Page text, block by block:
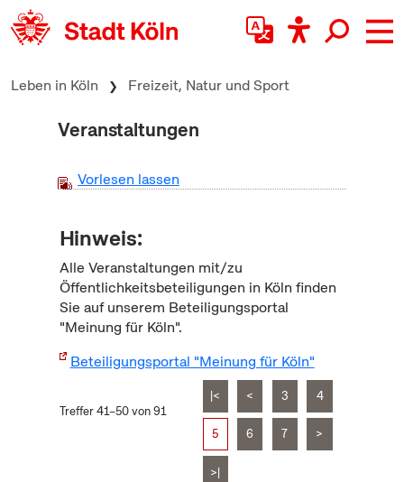
zum Inhalt springen
Leben in Köln Freizeit, Natur und Sport
Veranstaltungen
Vorlesen lassen
Hinweis:
Alle Veranstaltungen mit/zu
Öffentlichkeitsbeteiligungen in Köln finden
Sie auf unserem Beteiligungsportal
"Meinung für Köln".
Beteiligungsportal "Meinung für Köln"
Treffer 41–50 von 91
|< < 3 4
5 6 7 >
>|